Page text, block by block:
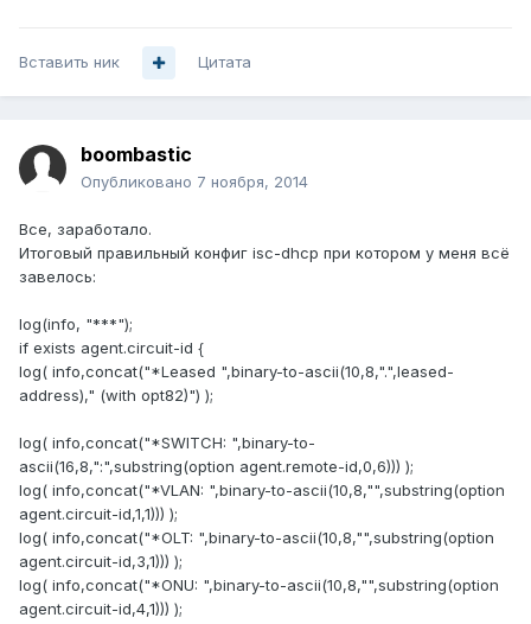
Вставить ник Цитата
boombastic
Опубликовано 7 ноября, 2014
Все, заработало.
Итоговый правильный конфиг isc-dhcp при котором у меня всё
завелось:
log(info, "***");
if exists agent.circuit-id {
log( info,concat("*Leased ",binary-to-ascii(10,8,".",leased-
address)," (with opt82)") );
log( info,concat("*SWITCH: ",binary-to-
ascii(16,8,":",substring(option agent.remote-id,0,6))) );
log( info,concat("*VLAN: ",binary-to-ascii(10,8,"",substring(option
agent.circuit-id,1,1))) );
log( info,concat("*OLT: ",binary-to-ascii(10,8,"",substring(option
agent.circuit-id,3,1))) );
log( info,concat("*ONU: ",binary-to-ascii(10,8,"",substring(option
agent.circuit-id,4,1))) );